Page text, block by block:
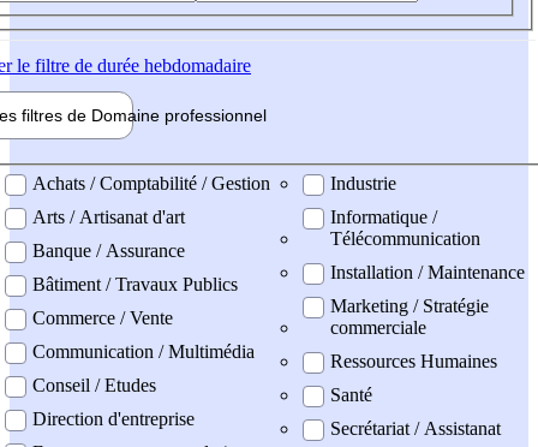
le filtre de durée hebdomadaire
filtres de Domaine professionnel
professionel
Achats / Comptabilité / Gestion
Arts / Artisanat d'art
Banque / Assurance
Bâtiment / Travaux Publics
Commerce / Vente
Communication / Multimédia
Conseil / Etudes
Direction d'entreprise
Industrie
Informatique /
Télécommunication
Installation / Maintenance
Marketing / Stratégie
commerciale
Ressources Humaines
Santé
Secrétariat / Assistanat